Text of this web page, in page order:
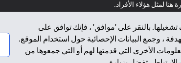
بالنقر على 'موافق' ، فإنك توافق على
، وجمع البيانات الإحصائية حول استخدام الموقع.
الأخرى التي قدمتها لهم أو التي جمعوها من
لمثل هؤلاء الأفراد.